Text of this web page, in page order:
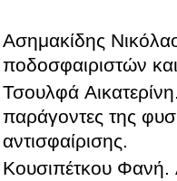
Ασημακίδης
ποδοσφαιριστών
Τσουλφά Αικατερίνη
παράγοντες της
αντισφαίρισης.
Κουσιπέτκου Φανή.